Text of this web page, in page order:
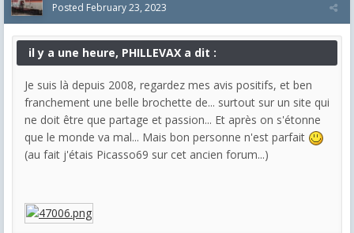
Posted February 23, 2023
il y a une heure, PHILLEVAX a dit :
Je suis là depuis 2008, regardez mes avis positifs, et ben
franchement une belle brochette de... surtout sur un site qui
ne doit être que partage et passion... Et après on s'étonne
que le monde va mal... Mais bon personne n'est parfait
(au fait j'étais Picasso69 sur cet ancien forum...)